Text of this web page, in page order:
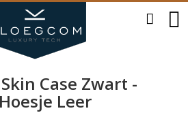
Case Zwart -
Leer